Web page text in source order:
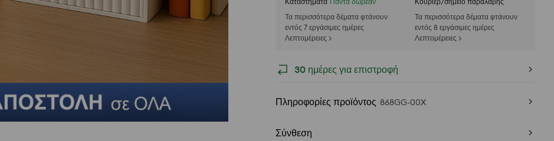
Τα περισσότερα δέματα φτάνουν
εντός 7 εργάσιμες ημέρες
Λεπτομέρειες >
Τα περισσότερα δέματα φτάνουν
εντός 8 εργάσιμες ημέρες
Λεπτομέρειες >
30 ημέρες για επιστροφή
Πληροφορίες προϊόντος 868GG-00X
Σύνθεση